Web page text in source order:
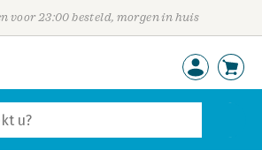
voor 23:00 besteld, morgen in huis